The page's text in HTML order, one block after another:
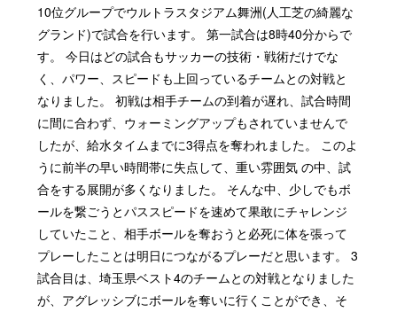
10位グループでウルトラスタジアム舞洲(人工芝の綺麗な
グランド)で試合を行います。 第一試合は8時40分からで
す。 今日はどの試合もサッカーの技術・戦術だけでな
く、パワー、スピードも上回っているチームとの対戦と
なりました。 初戦は相手チームの到着が遅れ、試合時間
に間に合わず、ウォーミングアップもされていませんで
したが、給水タイムまでに3得点を奪われました。 このよ
うに前半の早い時間帯に失点して、重い雰囲気 の中、試
合をする展開が多くなりました。 そんな中、少しでもボ
ールを繋ごうとパススピードを速めて果敢にチャレンジ
していたこと、相手ボールを奪おうと必死に体を張って
プレーしたことは明日につながるプレーだと思います。 3
試合目は、埼玉県ベスト4のチームとの対戦となりました
が、アグレッシブにボールを奪いに行くことができ、そ